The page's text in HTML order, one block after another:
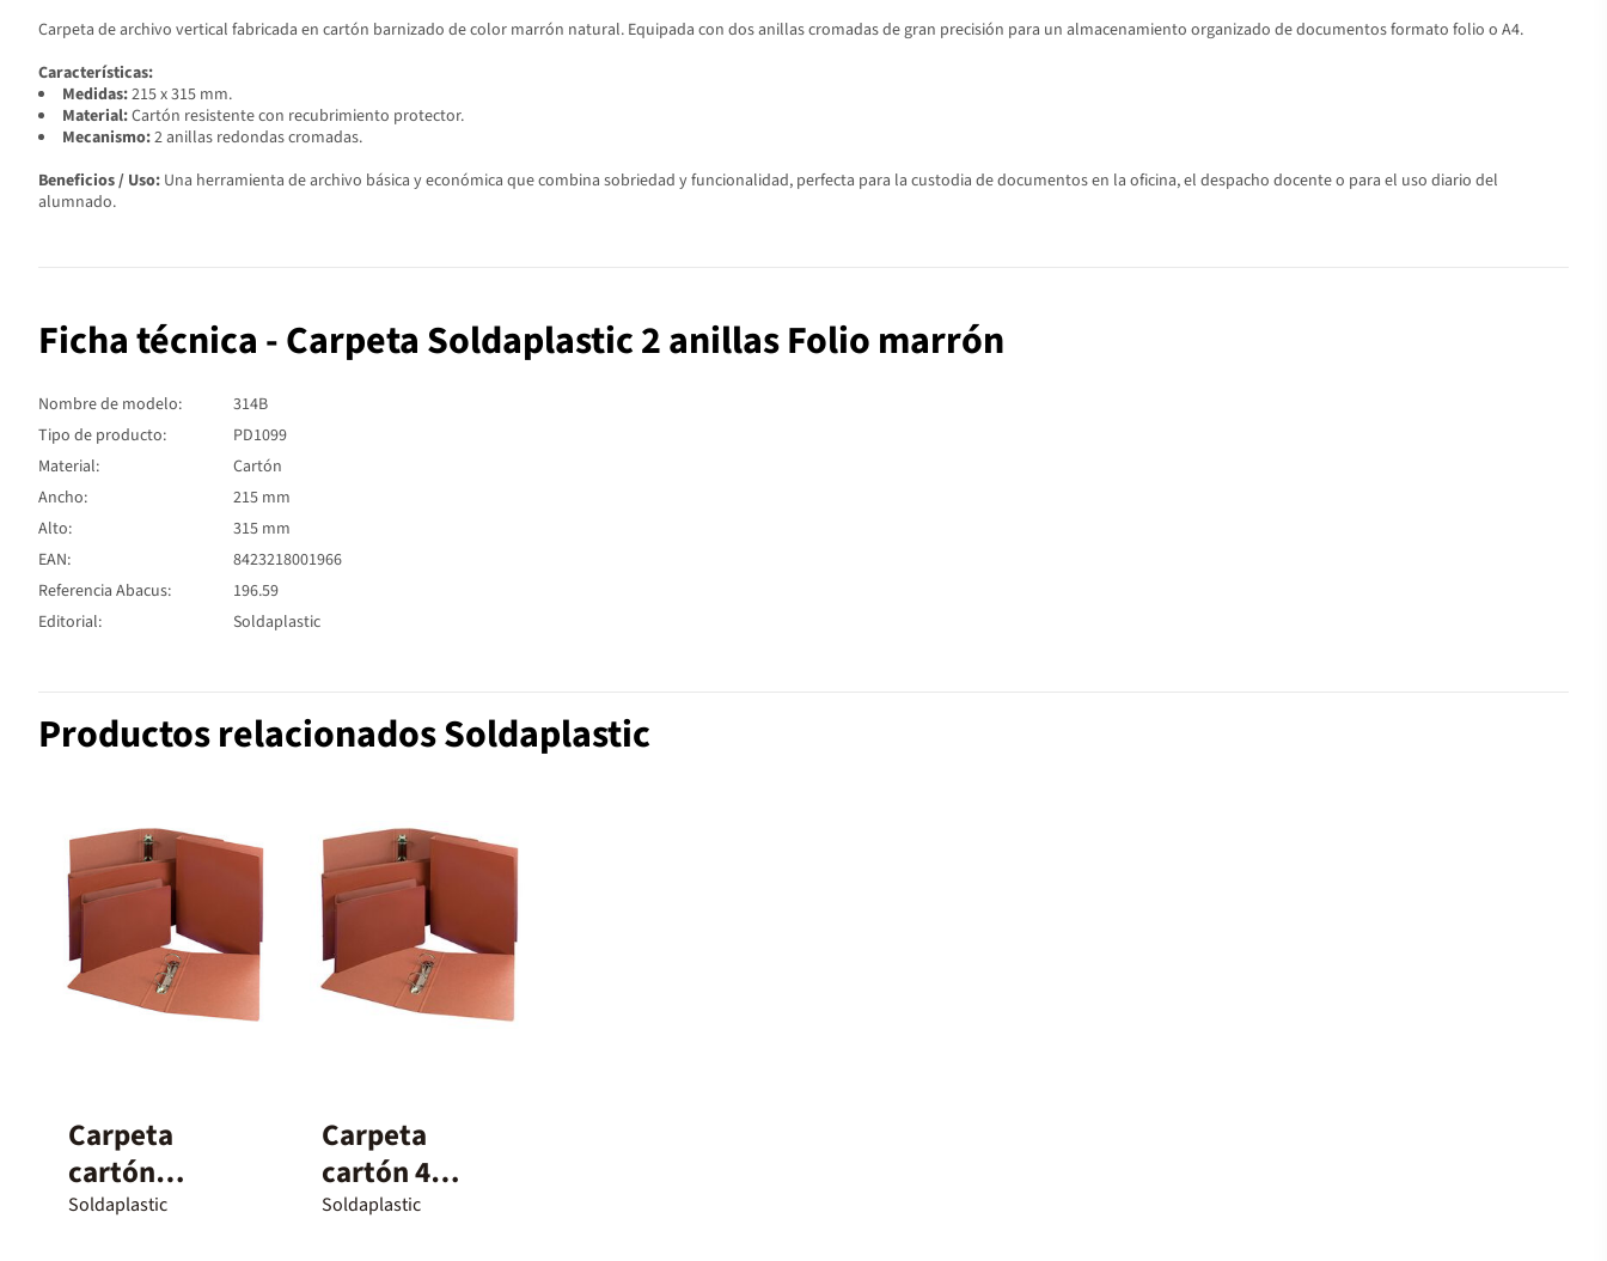
Carpeta de archivo vertical fabricada en cartón barnizado de color marrón natural. Equipada con dos anillas cromadas de gran precisión para un almacenamiento organizado de documentos formato folio o A4.
Características:
Medidas:215 x 315 mm.
Material:Cartón resistente con recubrimiento protector.
Mecanismo:2 anillas redondas cromadas.
Beneficios / Uso: Una herramienta de archivo básica y económica que combina sobriedad y funcionalidad, perfecta para la custodia de documentos en la oficina, el despacho docente o para el uso diario del
alumnado.
Ficha técnica - Carpeta Soldaplastic 2 anillas Folio marrón
Nombre de modelo:
314B
Tipo de producto:
PD1099
Material:
Cartón
Ancho:
215 mm
Alto:
315 mm
EAN:
8423218001966
Referencia Abacus:
196.59
Editorial:
Soldaplastic
Productos relacionados Soldaplastic
Carpeta
cartón
apaisada Folio
Soldaplastic
Carpeta
cartón 4
anillas Folio
Soldaplastic